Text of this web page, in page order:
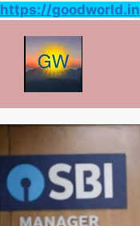
https://goodworld.in